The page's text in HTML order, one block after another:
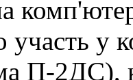
у
П-2ДС),